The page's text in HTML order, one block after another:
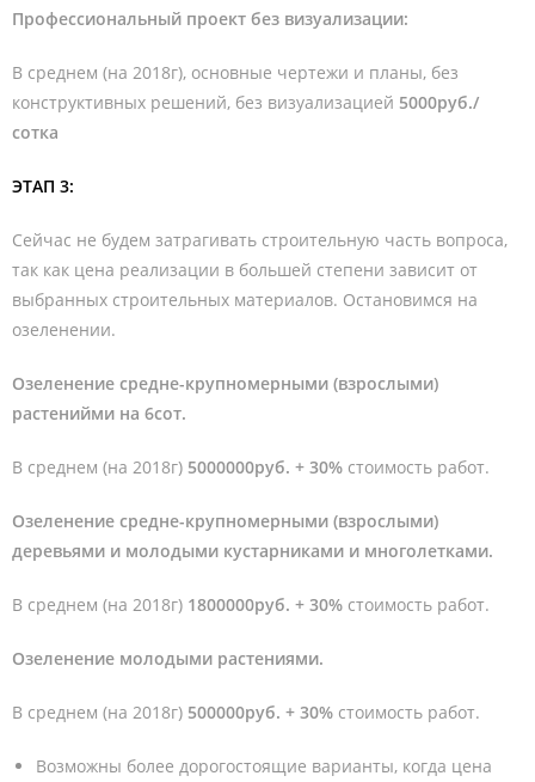
Профессиональный проект без визуализации:
В среднем (на 2018г), основные чертежи и планы, без
конструктивных решений, без визуализацией 5000руб./
сотка
ЭТАП 3:
Сейчас не будем затрагивать строительную часть вопроса,
так как цена реализации в большей степени зависит от
выбранных строительных материалов. Остановимся на
озеленении.
Озеленение средне-крупномерными (взрослыми)
растенийми на 6сот.
В среднем (на 2018г) 5000000руб. + 30% стоимость работ.
Озеленение средне-крупномерными (взрослыми)
деревьями и молодыми кустарниками и многолетками.
В среднем (на 2018г) 1800000руб. + 30% стоимость работ.
Озеленение молодыми растениями.
В среднем (на 2018г) 500000руб. + 30% стоимость работ.
Возможны более дорогостоящие варианты, когда цена